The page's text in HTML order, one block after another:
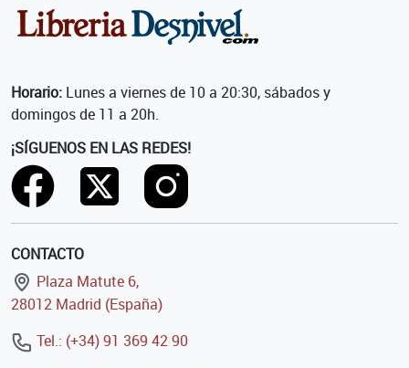
Horario: Lunes a viernes de 10 a 20:30, sábados y
domingos de 11 a 20h.
¡SÍGUENOS EN LAS REDES!
CONTACTO
Plaza Matute 6,
28012 Madrid (España)
Tel.: (+34) 91 369 42 90